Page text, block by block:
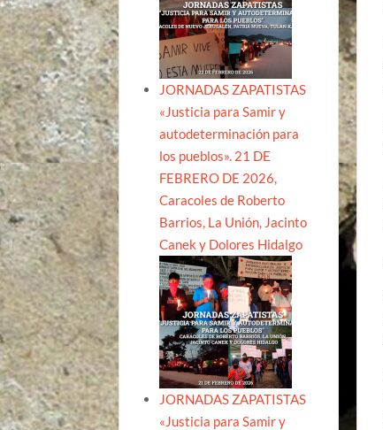
JORNADAS ZAPATISTAS
«Justicia para Samir y
autodeterminación para
los pueblos». 21 DE
FEBRERO DE 2026,
Caracoles de Roberto
Barrios, La Unión, Jacinto
Canek y Dolores Hidalgo
JORNADAS ZAPATISTAS
«Justicia para Samir y